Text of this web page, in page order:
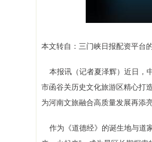
本文转自：三门峡日报配资平台
本报讯（记者夏泽辉）近日，
市函谷关历史文化旅游区精心打
为河南文旅融合高质量发展再添亮
作为《道德经》的诞生地与道